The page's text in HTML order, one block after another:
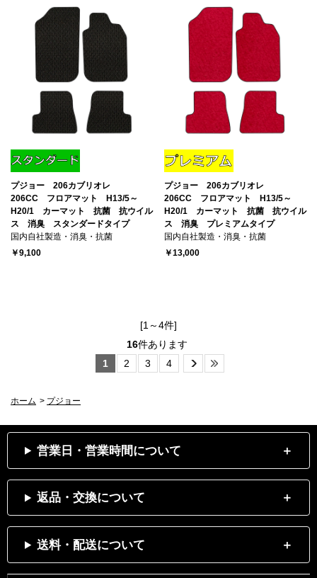
プジョー 206カブリオレ
206CC フロアマット H13/5～
H20/1 カーマット 抗菌 抗ウイル
ス 消臭 スタンダードタイプ
国内自社製造・消臭・抗菌
￥9,100
プジョー 206カブリオレ
206CC フロアマット H13/5～
H20/1 カーマット 抗菌 抗ウイル
ス 消臭 プレミアムタイプ
国内自社製造・消臭・抗菌
￥13,000
[1～4件]
16件あります
1
2 3 4
ホーム > プジョー
営業日・営業時間について
返品・交換について
送料・配送について